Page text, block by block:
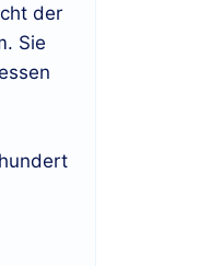
der
Sie